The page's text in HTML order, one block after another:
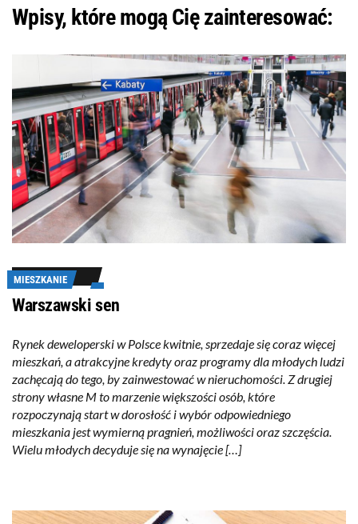
Wpisy, które mogą Cię zainteresować:
MIESZKANIE
Warszawski sen
Rynek deweloperski w Polsce kwitnie, sprzedaje się coraz więcej
mieszkań, a atrakcyjne kredyty oraz programy dla młodych ludzi
zachęcają do tego, by zainwestować w nieruchomości. Z drugiej
strony własne M to marzenie większości osób, które
rozpoczynają start w dorosłość i wybór odpowiedniego
mieszkania jest wymierną pragnień, możliwości oraz szczęścia.
Wielu młodych decyduje się na wynajęcie […]